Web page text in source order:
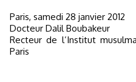
Paris, samedi 28 janvier 2012
Docteur Dalil Boubakeur
Recteur de l’Institut
Paris